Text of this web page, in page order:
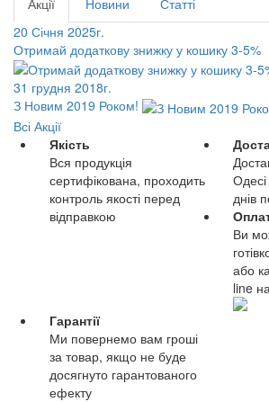
Акції Новини
Статті
20 Січня 2025г.
Отримай додаткову знижку у кошику 3-5%
31 грудня 2018г.
З Новим 2019 Роком!
Всі Акції
Якість
Вся продукція
сертифікована, проходить
контроль якості перед
відправкою
днів
Ви
або
line
Гарантії
Ми повернемо вам гроші
за товар, якщо не буде
досягнуто гарантованого
ефекту